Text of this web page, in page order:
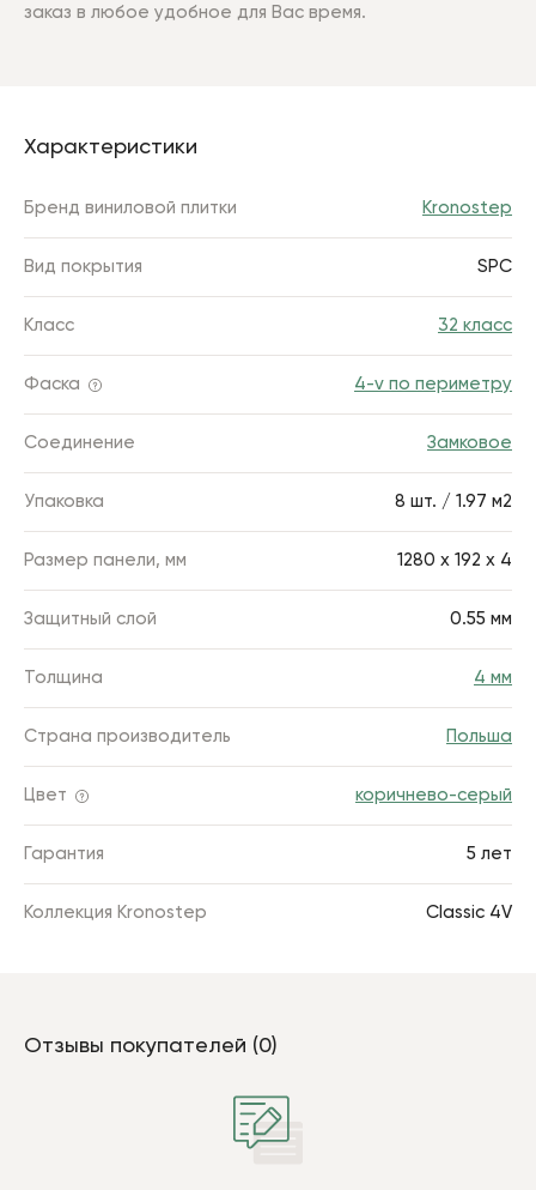
заказ в любое удобное для Вас время.
Характеристики
Бренд виниловой плитки Kronostep
Вид покрытия SPC
Класс 32 класс
Фаска 4-v по периметру
Соединение Замковое
Упаковка 8 шт. / 1.97 м2
Размер панели, мм 1280 х 192 х 4
Защитный слой 0.55 мм
Толщина 4 мм
Страна производитель Польша
Цвет коричнево-серый
Гарантия 5 лет
Коллекция Kronostep Classic 4V
Отзывы покупателей (0)